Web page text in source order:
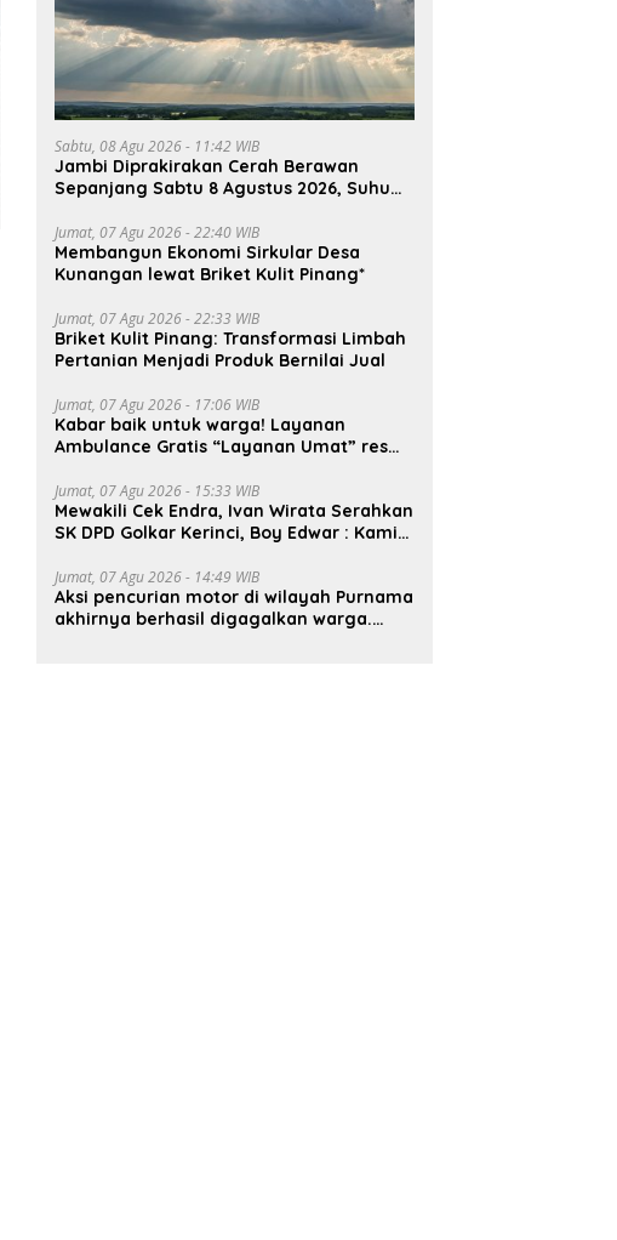
Sabtu, 08 Agu 2026 - 11:42 WIB
Jambi Diprakirakan Cerah Berawan
Sepanjang Sabtu 8 Agustus 2026, Suhu
Jumat, 07 Agu 2026 - 22:40 WIB
Membangun Ekonomi Sirkular Desa
Kunangan lewat Briket Kulit Pinang*
Jumat, 07 Agu 2026 - 22:33 WIB
Briket Kulit Pinang: Transformasi Limbah
Pertanian Menjadi Produk Bernilai Jual
Jumat, 07 Agu 2026 - 17:06 WIB
Kabar baik untuk warga! Layanan
Ambulance Gratis “Layanan Umat” resmi
Jumat, 07 Agu 2026 - 15:33 WIB
Mewakili Cek Endra, Ivan Wirata Serahkan
SK DPD Golkar Kerinci, Boy Edwar : Kami
Jumat, 07 Agu 2026 - 14:49 WIB
Aksi pencurian motor di wilayah Purnama
akhirnya berhasil digagalkan warga.